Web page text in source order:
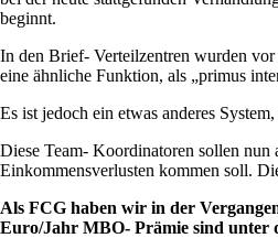
beginnt.
In den Brief- Verteilzentren wurden
eine ähnliche Funktion, als „primus
Es ist jedoch ein etwas anderes
Diese Team- Koordinatoren sollen nun
Einkommensverlusten kommen soll.
Als FCG haben wir in der
Euro/Jahr MBO- Prämie sind unter